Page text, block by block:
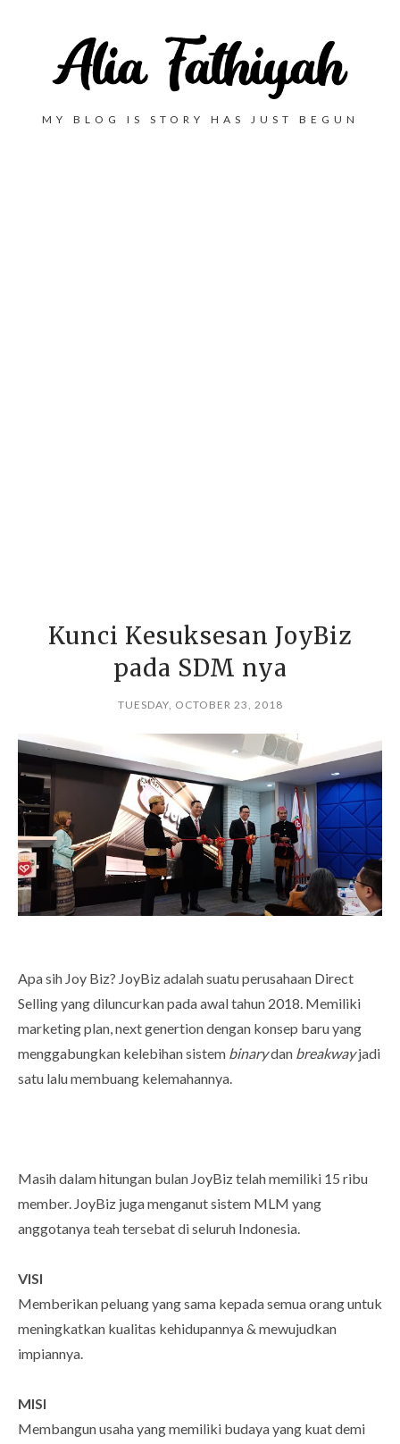
MY BLOG IS STORY HAS JUST BEGUN
Kunci Kesuksesan JoyBiz
pada SDM nya
TUESDAY, OCTOBER 23, 2018
Apa sih Joy Biz? JoyBiz adalah suatu perusahaan Direct
Selling yang diluncurkan pada awal tahun 2018. Memiliki
marketing plan, next genertion dengan konsep baru yang
menggabungkan kelebihan sistem binarydan breakwayjadi
satu lalu membuang kelemahannya.
Masih dalam hitungan bulan JoyBiz telah memiliki 15 ribu
member. JoyBiz juga menganut sistem MLM yang
anggotanya teah tersebat di seluruh Indonesia.
VISI
Memberikan peluang yang sama kepada semua orang untuk
meningkatkan kualitas kehidupannya & mewujudkan
impiannya.
MISI
Membangun usaha yang memiliki budaya yang kuat demi